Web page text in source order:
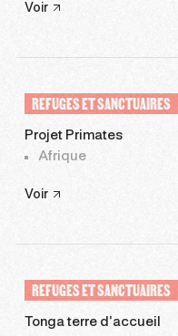
Voir
REFUGES ET SANCTUAIRES
Projet Primates
Afrique
Voir
REFUGES ET SANCTUAIRES
Tonga terre d’accueil